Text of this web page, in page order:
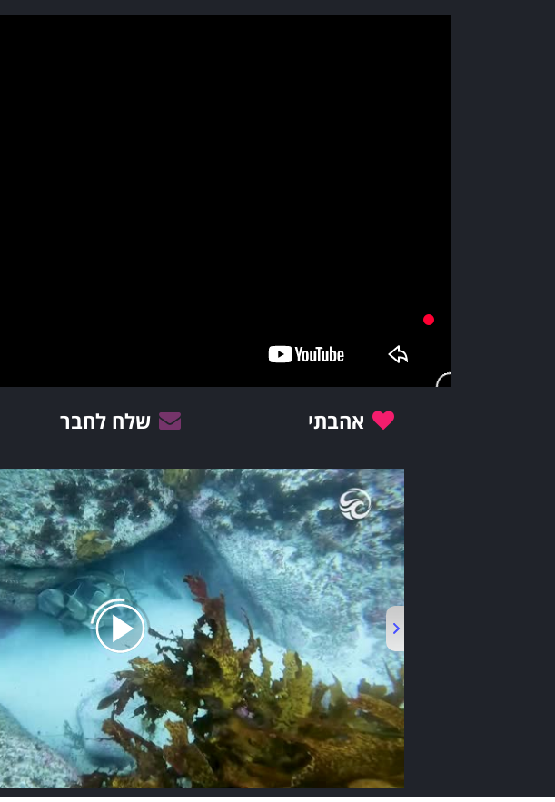
אהבתי שלח לחבר